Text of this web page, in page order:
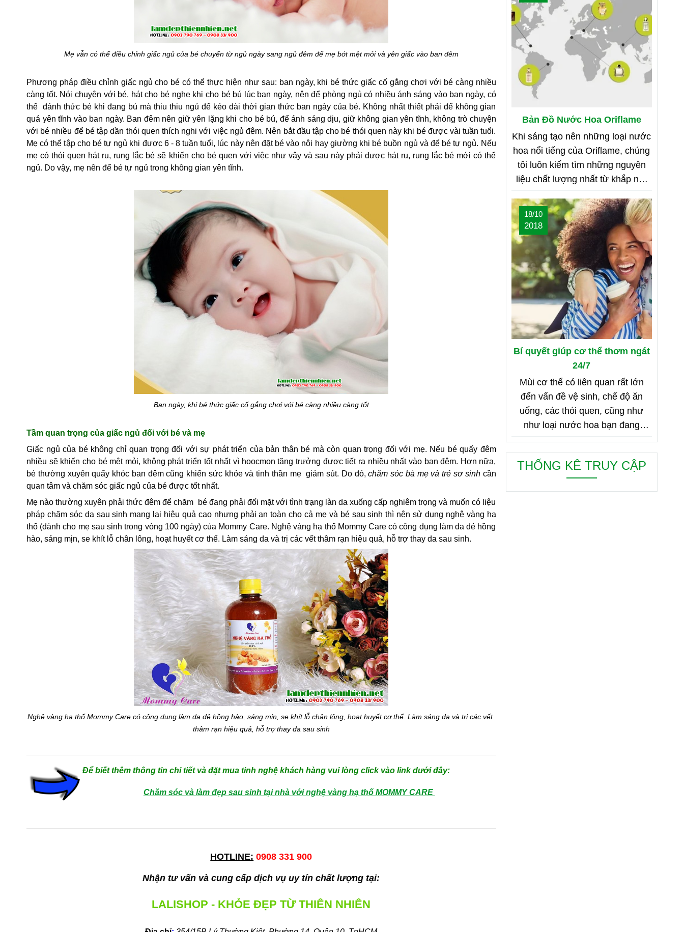
Mẹ vẫn có thể điều chỉnh giấc ngủ của bé chuyển từ ngủ ngày sang ngủ đêm để mẹ bớt mệt mỏi và yên giấc vào ban đêm
Phương pháp điều chỉnh giấc ngủ cho bé có thể thực hiện như sau: ban ngày, khi bé thức giấc cố gắng chơi với bé càng nhiều
càng tốt. Nói chuyện với bé, hát cho bé nghe khi cho bé bú lúc ban ngày, nên để phòng ngủ có nhiều ánh sáng vào ban ngày, có
thể  đánh thức bé khi đang bú mà thiu thiu ngủ để kéo dài thời gian thức ban ngày của bé. Không nhất thiết phải để không gian
quá yên tĩnh vào ban ngày. Ban đêm nên giữ yên lặng khi cho bé bú, để ánh sáng dịu, giữ không gian yên tĩnh, không trò chuyện
với bé nhiều để bé tập dần thói quen thích nghi với việc ngủ đêm. Nên bắt đầu tập cho bé thói quen này khi bé được vài tuần tuổi.
Mẹ có thể tập cho bé tự ngủ khi được 6 - 8 tuần tuổi, lúc này nên đặt bé vào nôi hay giường khi bé buồn ngủ và để bé tự ngủ. Nếu
mẹ có thói quen hát ru, rung lắc bé sẽ khiến cho bé quen với việc như vậy và sau này phải được hát ru, rung lắc bé mới có thể
ngủ. Do vậy, mẹ nên để bé tự ngủ trong không gian yên tĩnh.
Ban ngày, khi bé thức giấc cố gắng chơi với bé càng nhiều càng tốt
Tầm quan trọng của giấc ngủ đối với bé và mẹ
Giấc ngủ của bé không chỉ quan trọng đối với sự phát triển của bản thân bé mà còn quan trọng đối với mẹ. Nếu bé quấy đêm
nhiều sẽ khiến cho bé mệt mỏi, không phát triển tốt nhất vì hoocmon tăng trưởng được tiết ra nhiều nhất vào ban đêm. Hơn nữa,
bé thường xuyên quấy khóc ban đêm cũng khiến sức khỏe và tinh thần mẹ  giảm sút. Do đó, chăm sóc bà mẹ và trẻ sơ sinh cần
quan tâm và chăm sóc giấc ngủ của bé được tốt nhất.
Mẹ nào thường xuyên phải thức đêm để chăm  bé đang phải đối mặt với tình trạng làn da xuống cấp nghiêm trọng và muốn có liệu
pháp chăm sóc da sau sinh mang lại hiệu quả cao nhưng phải an toàn cho cả mẹ và bé sau sinh thì nên sử dụng nghệ vàng hạ
thố (dành cho mẹ sau sinh trong vòng 100 ngày) của Mommy Care. Nghệ vàng hạ thố Mommy Care có công dụng làm da dẻ hồng
hào, sáng mịn, se khít lỗ chân lông, hoạt huyết cơ thể. Làm sáng da và trị các vết thâm rạn hiệu quả, hỗ trợ thay da sau sinh.
Nghệ vàng hạ thố Mommy Care có công dụng làm da dẻ hồng hào, sáng mịn, se khít lỗ chân lông, hoạt huyết cơ thể. Làm sáng da và trị các vết
thâm rạn hiệu quả, hỗ trợ thay da sau sinh
Để biết thêm thông tin chi tiết và đặt mua tinh nghệ khách hàng vui lòng click vào link dưới đây:
Chăm sóc và làm đẹp sau sinh tại nhà với nghệ vàng hạ thố MOMMY CARE
HOTLINE: 0908 331 900
Nhận tư vấn và cung cấp dịch vụ uy tín chất lượng tại:
LALISHOP - KHỎE ĐẸP TỪ THIÊN NHIÊN
Bản Đồ Nước Hoa Oriflame
Khi sáng tạo nên những loại nước
hoa nổi tiếng của Oriflame, chúng
tôi luôn kiếm tìm những nguyên
liệu chất lượng nhất từ khắp nơi
đó là những nơi nào? Vậy hãy
cùng tìm hiểu Bản Đồ Nước Hoa
của Oriflame nhé!
Bí quyết giúp cơ thể thơm ngát
24/7
18/10
2018
Mùi cơ thể có liên quan rất lớn
đến vấn đề vệ sinh, chế độ ăn
uống, các thói quen, cũng như
như loại nước hoa bạn đang
dùng. Bên dưới là 8 mẹo nhỏ giúp
bạn duy trì cơ thể thơm ngát từ
sáng đến tối, từ đầu đến chân.
THỐNG KÊ TRUY CẬP